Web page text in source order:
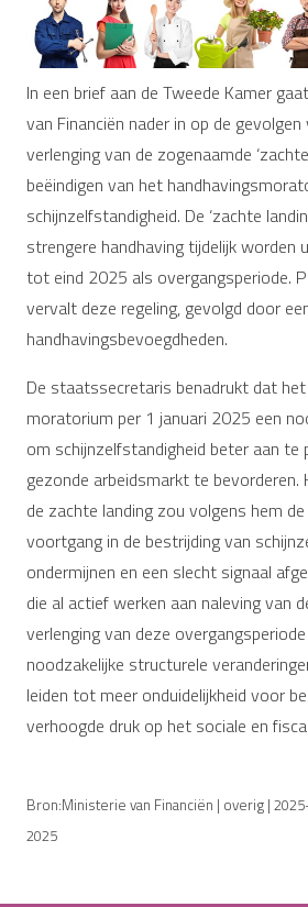
In een brief aan de Tweede Kamer
van Financiën nader in op de
verlenging van de zogenaamde
beëindigen van het
schijnzelfstandigheid. De ‘zachte
strengere handhaving tijdelijk worden
tot eind 2025 als overgangsperiode.
vervalt deze regeling, gevolgd door
handhavingsbevoegdheden.
De staatssecretaris benadrukt dat
moratorium per 1 januari 2025 een
om schijnzelfstandigheid beter aan te
gezonde arbeidsmarkt te
de zachte landing zou volgens hem
voortgang in de bestrijding van
ondermijnen en een slecht signaal
die al actief werken aan naleving van
verlenging van deze
noodzakelijke structurele
leiden tot meer onduidelijkheid voor
verhoogde druk op het sociale en
Bron:Ministerie van Financiën | overig |
2025